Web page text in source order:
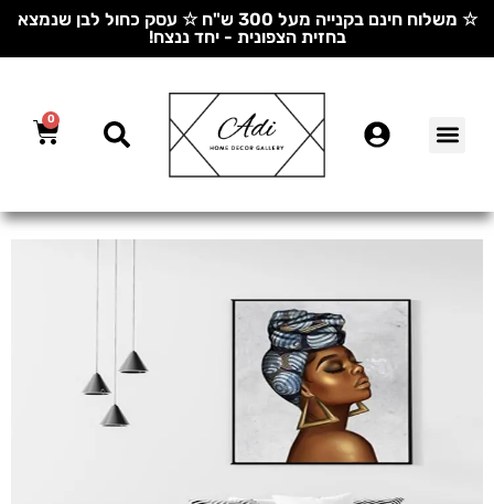
☆ משלוח חינם בקנייה מעל 300 ש"ח ☆ עסק כחול לבן שנמצא
בחזית הצפונית - יחד ננצח!
0